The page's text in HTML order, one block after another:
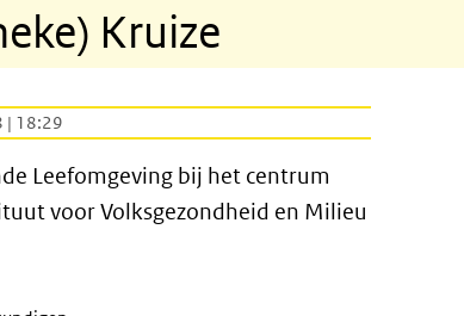
Kruize
| 18:29
Leefomgeving bij het centrum
voor Volksgezondheid en Milieu